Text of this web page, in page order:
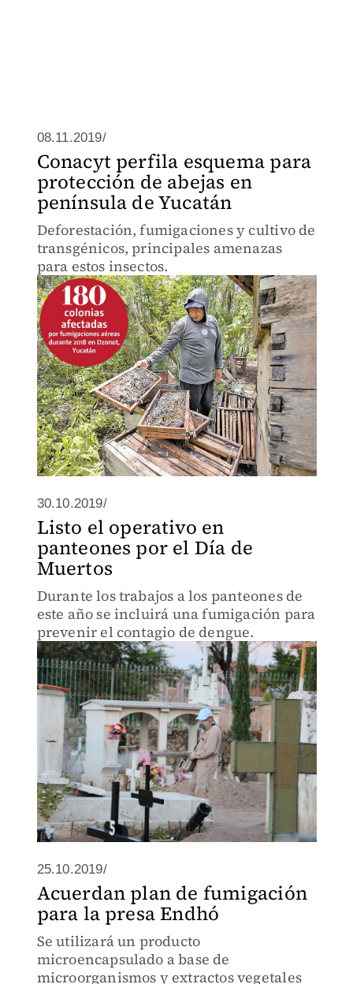
08.11.2019/
Conacyt perfila esquema para
protección de abejas en
península de Yucatán
Deforestación, fumigaciones y cultivo de
transgénicos, principales amenazas
para estos insectos.
30.10.2019/
Listo el operativo en
panteones por el Día de
Muertos
Durante los trabajos a los panteones de
este año se incluirá una fumigación para
prevenir el contagio de dengue.
25.10.2019/
Acuerdan plan de fumigación
para la presa Endhó
Se utilizará un producto
microencapsulado a base de
microorganismos y extractos vegetales